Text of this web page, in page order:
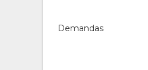
Demandas